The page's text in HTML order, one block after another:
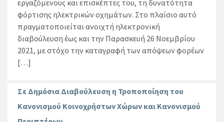
εργαζόμενους και επισκέπτες του, τη δυνατότητα
φόρτισης ηλεκτρικών οχημάτων. Στο πλαίσιο αυτό
πραγματοποιείται ανοιχτή ηλεκτρονική
διαβούλευση έως και την Παρασκευή 26 Νοεμβρίου
2021, με στόχο την καταγραφή των απόψεων φορέων
[…]
Σε Δημόσια Διαβούλευση η Τροποποίηση του
Κανονισμού Κοινοχρήστων Χώρων και Κανονισμού